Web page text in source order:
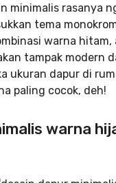
minimalis rasanya
tema
warna hitam,
tampak modern
ukuran dapur di
paling cocok, deh!
warna